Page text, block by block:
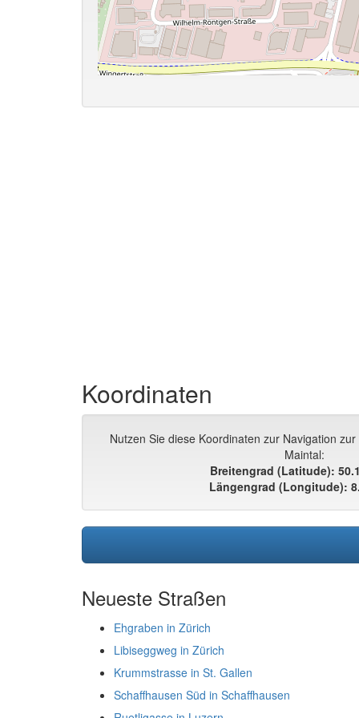
Koordinaten
Nutzen Sie diese Koordinaten zur Navigation
Maintal:
Breitengrad (Latitude):
Längengrad (Longitude):
Neueste Straßen
Ehgraben in Zürich
Libiseggweg in Zürich
Krummstrasse in St. Gallen
Schaffhausen Süd in Schaffhausen